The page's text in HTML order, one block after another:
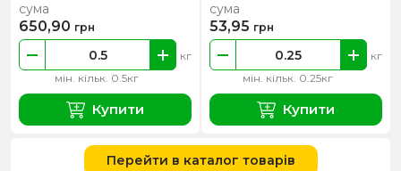
мін. кільк. 0.5кг
кг
сума
650,90 грн
Купити
мін. кільк. 0.25кг
кг
сума
53,95 грн
Купити
Перейти в каталог товарів